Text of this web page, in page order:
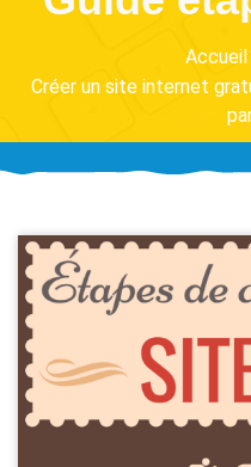
Accueil
Créer un site internet